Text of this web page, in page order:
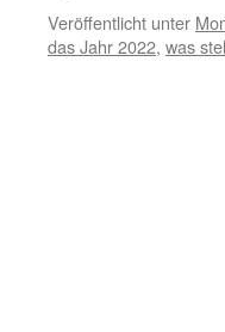
Veröffentlicht unter
das Jahr 2022, was